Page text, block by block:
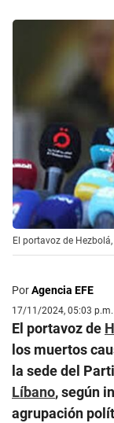
El portavoz de
PorAgencia EFE
17/11/2024, 05:03 p.m.
El portavoz de
los muertos
la sede del
Líbano, según
agrupación